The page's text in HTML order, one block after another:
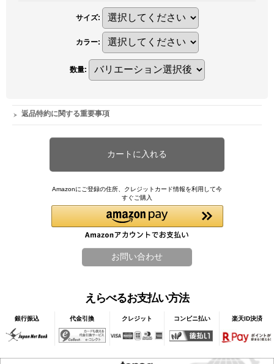
サイズ:
カラー:
数量:
返品特約に関する重要事項
Amazonにご登録の住所、クレジットカード情報を利用して今
すぐご購入
えらべるお支払い方法
銀行振込 代金引換 クレジット コンビニ払い 楽天ID決済